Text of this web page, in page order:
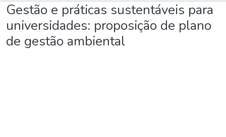
Gestão e práticas sustentáveis para
universidades: proposição de plano
de gestão ambiental